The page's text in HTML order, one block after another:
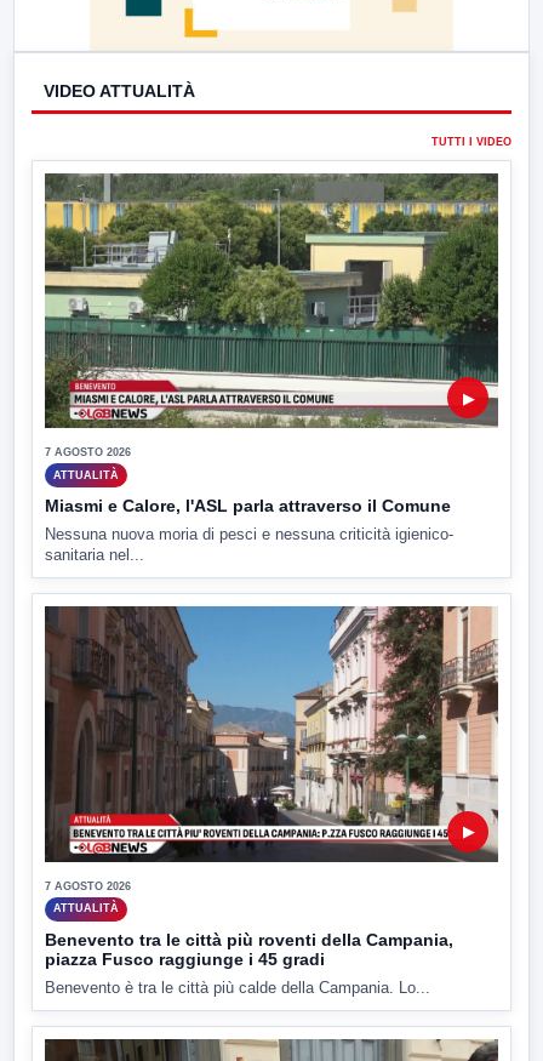
VIDEO ATTUALITÀ
TUTTI I VIDEO
▶
7 AGOSTO 2026
ATTUALITÀ
Miasmi e Calore, l'ASL parla attraverso il Comune
Nessuna nuova moria di pesci e nessuna criticità igienico-
sanitaria nel...
▶
7 AGOSTO 2026
ATTUALITÀ
Benevento tra le città più roventi della Campania,
piazza Fusco raggiunge i 45 gradi
Benevento è tra le città più calde della Campania. Lo...